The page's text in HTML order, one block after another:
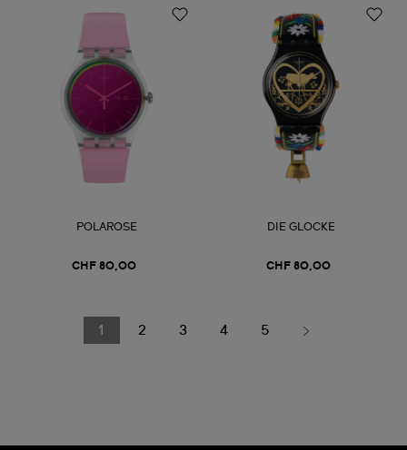
POLAROSE
CHF 80,00
DIE GLOCKE
CHF 80,00
1 2 3 4 5